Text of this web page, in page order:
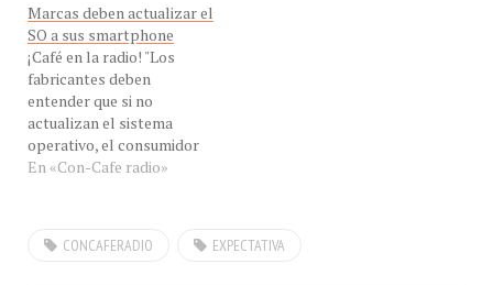
de socializar, de comprar y
hasta en vacaciones
representan un poderoso
guía a la hora de
seleccionar el hotel o
localizar los sitios de
interés"…
Marcas deben actualizar el
SO a sus smartphone
¡Café en la radio! "Los
fabricantes deben
entender que si no
actualizan el sistema
operativo, el consumidor
mas nunca le comprará un
el Ing. Jesús Marquez,
En «Con-Cafe radio»
CONCAFERADIO EXPECTATIVA